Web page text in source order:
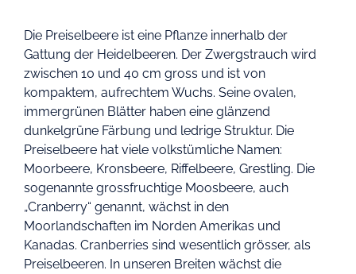
Die Preiselbeere ist eine Pflanze innerhalb der
Gattung der Heidelbeeren. Der Zwergstrauch wird
zwischen 10 und 40 cm gross und ist von
kompaktem, aufrechtem Wuchs. Seine ovalen,
immergrünen Blätter haben eine glänzend
dunkelgrüne Färbung und ledrige Struktur. Die
Preiselbeere hat viele volkstümliche Namen:
Moorbeere, Kronsbeere, Riffelbeere, Grestling. Die
sogenannte grossfruchtige Moosbeere, auch
„Cranberry“ genannt, wächst in den
Moorlandschaften im Norden Amerikas und
Kanadas. Cranberries sind wesentlich grösser, als
Preiselbeeren. In unseren Breiten wächst die